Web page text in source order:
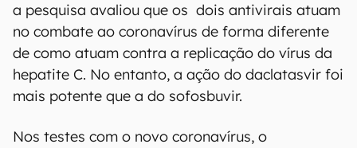
a pesquisa avaliou que os dois antivirais atuam
no combate ao coronavírus de forma diferente
de como atuam contra a replicação do vírus da
hepatite C. No entanto, a ação do daclatasvir foi
mais potente que a do sofosbuvir.
Nos testes com o novo coronavírus, o